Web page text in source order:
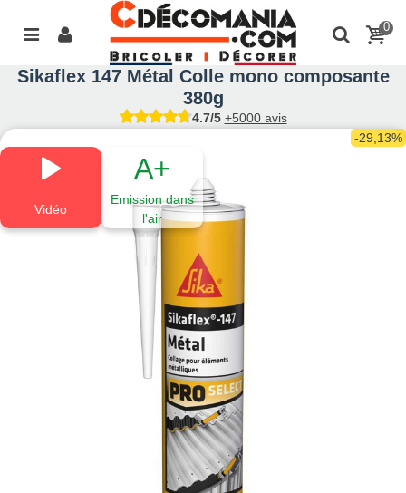
0
Sikaflex 147 Métal Colle mono composante
380g
4.7/5 +5000 avis
Vidéo
A+
Emission dans
l'air
-29,13%